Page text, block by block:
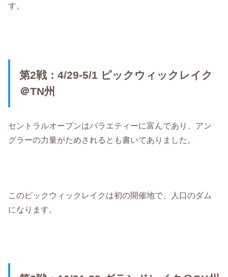
す。
第2戦：4/29-5/1 ピックウィックレイク
＠TN州
セントラルオープンはバラエティーに富んであり、アン
グラーの力量がためされるとも書いてありました。
このピックウィックレイクは初の開催地で、人口のダム
になります。